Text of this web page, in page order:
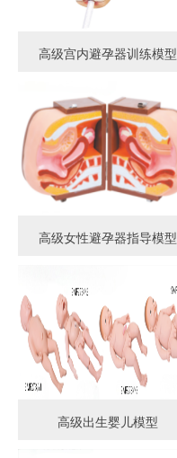
高级宫内避孕器训练模型
高级女性避孕器指导模型
高级出生婴儿模型